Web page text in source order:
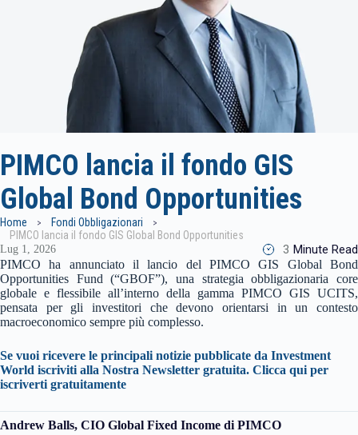
PIMCO lancia il fondo GIS
Global Bond Opportunities
Home
Fondi Obbligazionari
PIMCO lancia il fondo GIS Global Bond Opportunities
Lug 1, 2026 3 Minute Read
PIMCO ha annunciato il lancio del PIMCO GIS Global Bond
Opportunities Fund (“GBOF”), una strategia obbligazionaria core
globale e flessibile all’interno della gamma PIMCO GIS UCITS,
pensata per gli investitori che devono orientarsi in un contesto
macroeconomico sempre più complesso.
Se vuoi ricevere le principali notizie pubblicate da Investment
World iscriviti alla Nostra Newsletter gratuita. Clicca qui per
iscriverti gratuitamente
Andrew Balls, CIO Global Fixed Income di PIMCO